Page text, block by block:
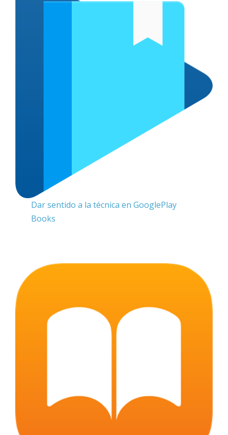
Dar sentido a la técnica en GooglePlay
Books